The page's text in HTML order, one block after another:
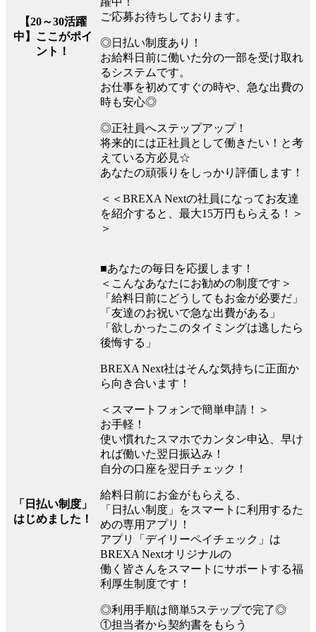
【20～30活躍
中】ここがポイ
ント！
ご応募お待ちしております。
◎日払い制度あり！
お給料日前に働いた分の一部を受け取れ
るシステムです。
お仕事を初めてすぐの時や、急な出費の
時も安心◎
◎正社員へステップアップ！
将来的には正社員として働きたい！と考
えている方必見☆
あなたの頑張りをしっかり評価します！
＜＜BREXA Nextの社員になってお友達
を紹介すると、最大15万円もらえる！＞
＞
「日払い制度」
はじめました！
■あなたの毎日を応援します！
＜こんなあなたにお勧めの制度です＞
「給料日前にどうしてもお金が必要だ」
「友達のお祝いで急な出費がある」
「欲しかったこのタイミングは逃したら
後悔する」
BREXA Next社はそんな気持ちに正面か
ら向き合います！
＜スマートフォンで簡単申請！＞
お手軽！
使い慣れたスマホでカンタン申込、早け
れば働いた翌日振込み！
自分の口座を翌日チェック！
給料日前にお金がもらえる、
「日払い制度」をスマートに利用するた
めの専用アプリ！
アプリ「デイリーペイチェック」は
BREXA Nextオリジナルの
働く皆さんをスマートにサポートする福
利厚生制度です！
◎利用手順は簡単5ステップで完了◎
①担当者から契約書をもらう